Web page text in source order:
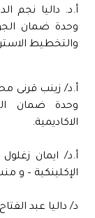
أ.د. داليا نجم
وحدة ضمان
والتخطيط
أ.د/ زينب قرنى
وحدة ضمان
الاكاديمية.
أ.د/ ايمان
الإكلينكية – و
د/ داليا عبد